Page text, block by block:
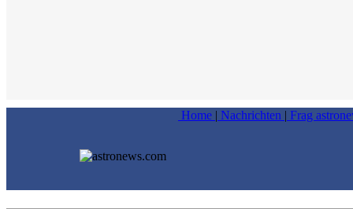
Home | Nachrichten | Frag